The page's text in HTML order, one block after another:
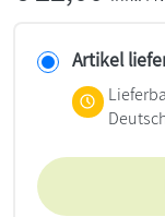
Artikel